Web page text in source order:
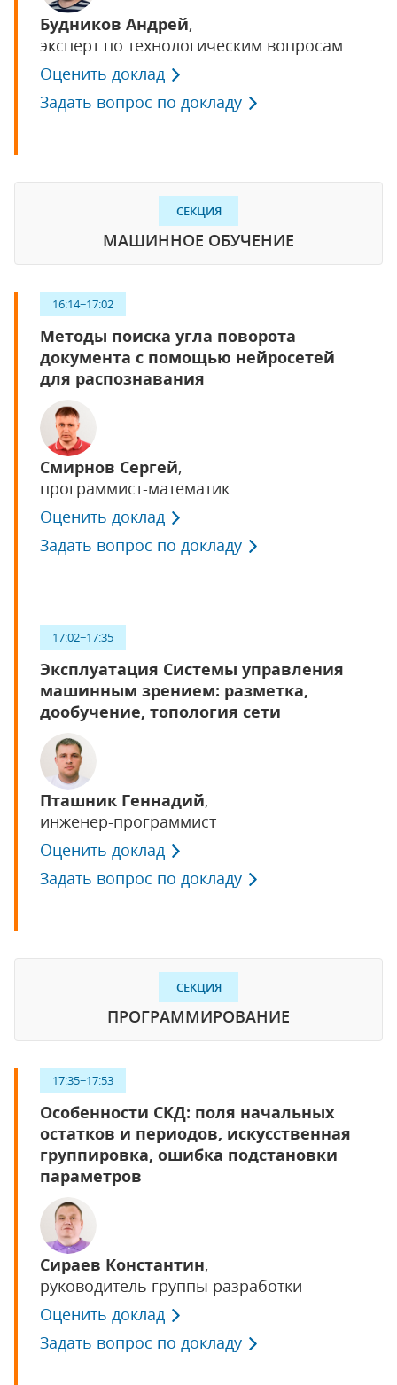
Будников Андрей,
эксперт по технологическим вопросам
Оценить доклад
Задать вопрос по докладу
СЕКЦИЯ
МАШИННОЕ ОБУЧЕНИЕ
16:14−17:02
Методы поиска угла поворота
документа с помощью нейросетей
для распознавания
Смирнов Сергей,
программист-математик
Оценить доклад
Задать вопрос по докладу
17:02−17:35
Эксплуатация Системы управления
машинным зрением: разметка,
дообучение, топология сети
Пташник Геннадий,
инженер-программист
Оценить доклад
Задать вопрос по докладу
СЕКЦИЯ
ПРОГРАММИРОВАНИЕ
17:35−17:53
Особенности СКД: поля начальных
остатков и периодов, искусственная
группировка, ошибка подстановки
параметров
Сираев Константин,
руководитель группы разработки
Оценить доклад
Задать вопрос по докладу